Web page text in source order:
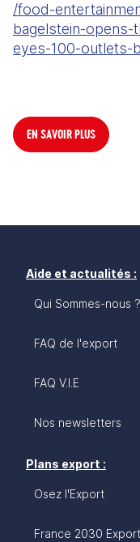
/food-
bagelstein-opens-
eyes-100-outlets-
EN SAVOIR PLUS
Aide et actualités :
Qui Sommes-nous ?
FAQ de l'export
FAQ V.I.E
Nos newsletters
Plans export :
Osez l'Export
France 2030 Export